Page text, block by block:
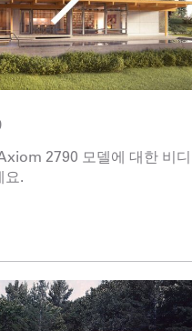
2790 모델에 대한 비
요.